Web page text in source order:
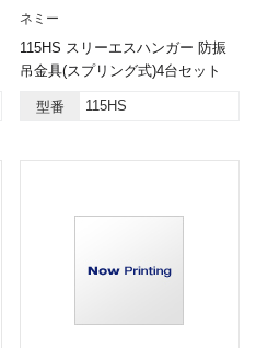
ネミー
115HS スリーエスハンガー 防振
吊金具(スプリング式)4台セット
型番 115HS